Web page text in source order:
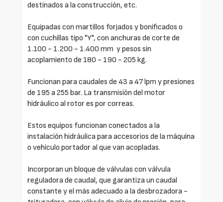
destinados a la construcción, etc.
Equipadas con martillos forjados y bonificados o
con cuchillas tipo "Y", con anchuras de corte de
1.100 - 1.200 - 1.400 mm y pesos sin
acoplamiento de 180 - 190 - 205 kg.
Funcionan para caudales de 43 a 47 lpm y presiones
de 195 a 255 bar. La transmisión del motor
hidráulico al rotor es por correas.
Estos equipos funcionan conectados a la
instalación hidráulica para accesorios de la máquina
o vehículo portador al que van acopladas.
Incorporan un bloque de válvulas con válvula
reguladora de caudal, que garantiza un caudal
constante y el más adecuado a la desbrozadora -